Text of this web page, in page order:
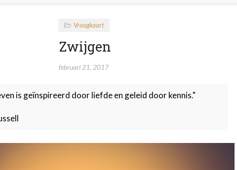
Vraagkaart
Zwijgen
februari 21, 2017
is geïnspireerd door liefde en geleid door kennis."